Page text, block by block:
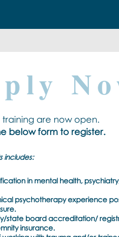
training are now open.
below form to register.
includes:
in mental health,
psychotherapy experience
state board accreditation/
insurance.